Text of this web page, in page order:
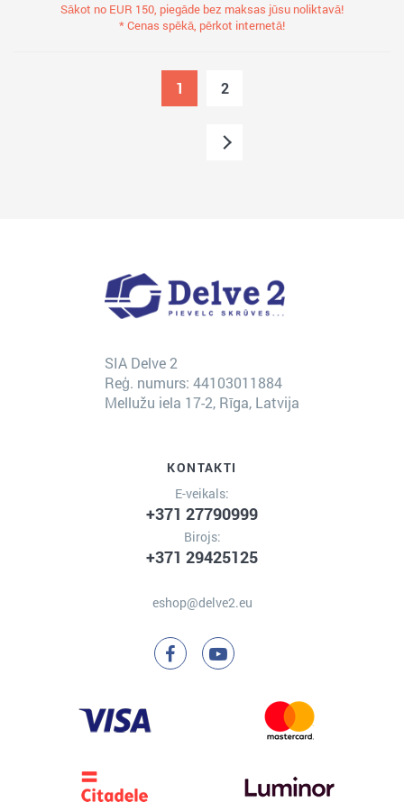
Sākot no EUR 150, piegāde bez maksas jūsu noliktavā!
* Cenas spēkā, pērkot internetā!
1 2
SIA Delve 2
Reģ. numurs: 44103011884
Mellužu iela 17-2, Rīga, Latvija
KONTAKTI
E-veikals:
+371 27790999
Birojs:
+371 29425125
eshop@delve2.eu